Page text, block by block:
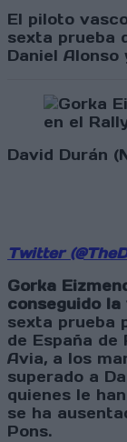
El piloto
sexta prueba
Daniel Alonso
David Durán
Twitter
Gorka
conseguido
sexta prueba
de España de
Avia, a los
superado a
quienes le
se ha
Pons.